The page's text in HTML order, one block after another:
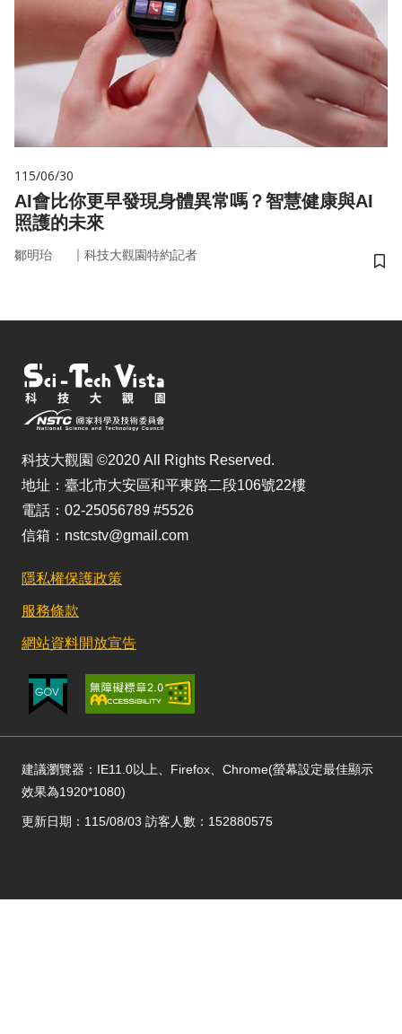
115/06/30
AI會比你更早發現身體異常嗎？智慧健康與AI
照護的未來
鄒明珆 ｜ 科技大觀園特約記者
儲
科技大觀園 ©2020 All Rights Reserved.
地址：臺北市大安區和平東路二段106號22樓
電話：02-25056789 #5526
信箱：nstcstv@gmail.com
隱私權保護政策
服務條款
網站資料開放宣告
建議瀏覽器：IE11.0以上、Firefox、Chrome(螢幕設定最佳顯示
效果為1920*1080)
更新日期：115/08/03 訪客人數：152880575